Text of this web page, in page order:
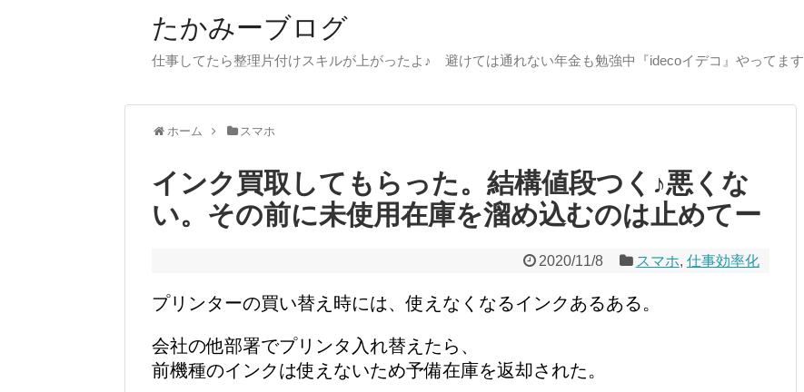
たかみーブログ
仕事してたら整理片付けスキルが上がったよ♪ 避けては通れない年金も勉強中『idecoイデコ』やってます
ホーム スマホ
インク買取してもらった。結構値段つく♪悪くな
い。その前に未使用在庫を溜め込むのは止めてー
2020/11/8 スマホ, 仕事効率化
プリンターの買い替え時には、使えなくなるインクあるある。
会社の他部署でプリンタ入れ替えたら、
前機種のインクは使えないため予備在庫を返却された。